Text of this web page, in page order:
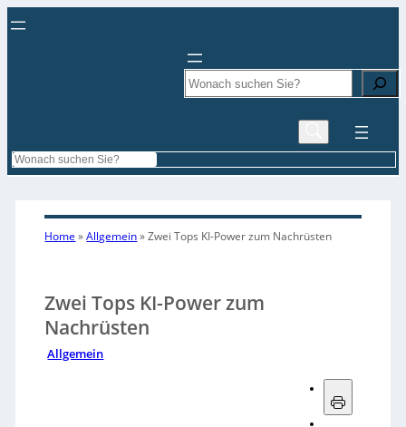
Search
Search
Home »Allgemein»Zwei Tops KI-Power zum Nachrüsten
Zwei Tops KI-Power zum
Nachrüsten
Allgemein